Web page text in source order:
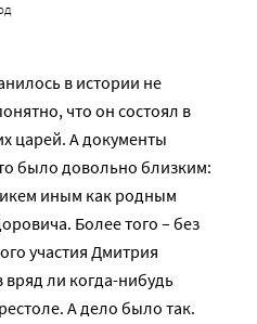
в истории не
что он состоял в
царей. А документы
было довольно близким:
иным как родным
Более того – без
участия Дмитрия
ли когда-нибудь
А дело было так.